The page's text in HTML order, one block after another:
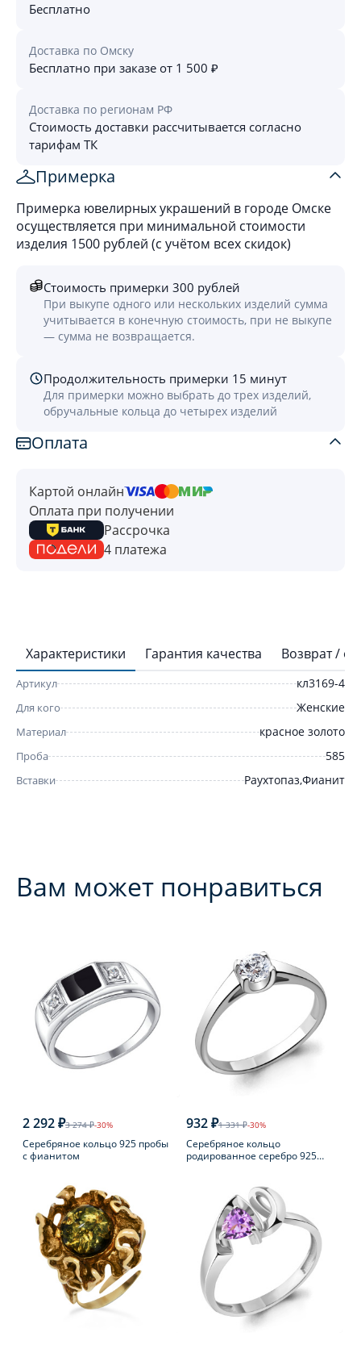
Бесплатно
Доставка по Омску
Бесплатно при заказе от 1 500 ₽
Доставка по регионам РФ
Стоимость доставки рассчитывается согласно
тарифам ТК
Примерка
Примерка ювелирных украшений в городе Омске
осуществляется при минимальной стоимости
изделия 1500 рублей (с учётом всех скидок)
Стоимость примерки 300 рублей
При выкупе одного или нескольких изделий сумма
учитывается в конечную стоимость, при не выкупе
— сумма не возвращается.
Продолжительность примерки 15 минут
Для примерки можно выбрать до трех изделий,
обручальные кольца до четырех изделий
Оплата
Картой онлайн
Оплата при получении
Рассрочка
4 платежа
Характеристики Гарантия качества Возврат /
Артикул кл3169-4
Для кого Женские
Материал красное золото
Проба 585
Вставки Раухтопаз,Фианит
Вам может понравиться
2 292 ₽3 274 ₽-30%
Серебряное кольцо 925 пробы
с фианитом
932 ₽1 331 ₽-30%
Серебряное кольцо
родированное серебро 925